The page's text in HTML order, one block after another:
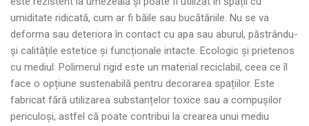
umiditate ridicată, cum ar fi băile sau bucătăriile. Nu se va
deforma sau deteriora în contact cu apa sau aburul, păstrându-
și calitățile estetice și funcționale intacte. Ecologic și prietenos
cu mediul: Polimerul rigid este un material reciclabil, ceea ce îl
face o opțiune sustenabilă pentru decorarea spațiilor. Este
fabricat fără utilizarea substanțelor toxice sau a compușilor
periculoși, astfel că poate contribui la crearea unui mediu